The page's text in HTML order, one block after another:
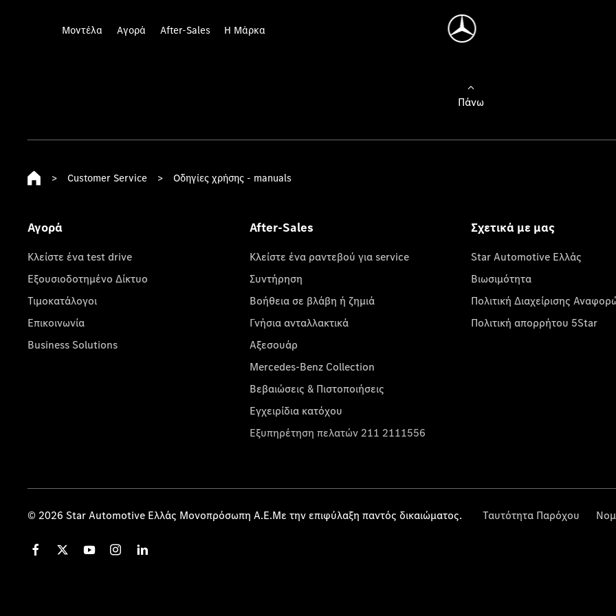
Μοντέλα Αγορά After-Sales Η Μάρκα
Πάνω
> Customer Service > Οδηγίες χρήσης - manuals
Αγορά
Κλείστε ένα test drive
Εξουσιοδοτημένο Δίκτυο
Τιμοκατάλογοι
Επικοινωνία
Business Solutions
After-Sales
Κλείστε ένα ραντεβού για service
Συντήρηση
Βοήθεια σε βλάβη ή ζημιά
Γνήσια ανταλλακτικά
Αξεσουάρ
Mercedes-Benz Collection
Βεβαιώσεις & Πιστοποιήσεις
Εγχειρίδια κατόχου
Εξυπηρέτηση πελατών 211 2111556
Σχετικά με μας
Star Automotive Ελλάς
Βιωσιμότητα
Πολιτική Διαχείρισης
Πολιτική απορρήτου 5Star
© 2026 Star Automotive Ελλάς Μονοπρόσωπη Α.Ε.Με την επιφύλαξη παντός δικαιώματος. Ταυτότητα Παρόχου